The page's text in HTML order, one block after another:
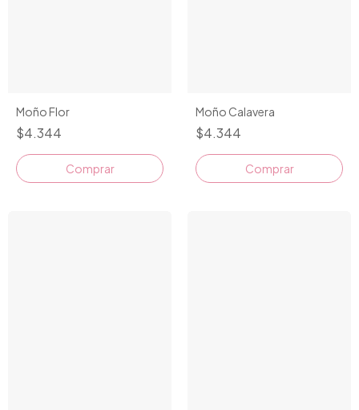
Moño Flor
$4.344
Comprar
Moño Calavera
$4.344
Comprar